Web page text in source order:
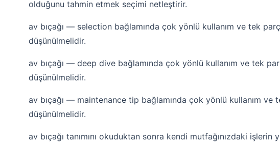
olduğunu tahmin etmek seçimi netleştirir.
av bıçağı — selection bağlamında çok yönlü kullanım ve tek
düşünülmelidir.
av bıçağı — deep dive bağlamında çok yönlü kullanım ve tek
düşünülmelidir.
av bıçağı — maintenance tip bağlamında çok yönlü kullanım
düşünülmelidir.
av bıçağı tanımını okuduktan sonra kendi mutfağınızdaki işlerin